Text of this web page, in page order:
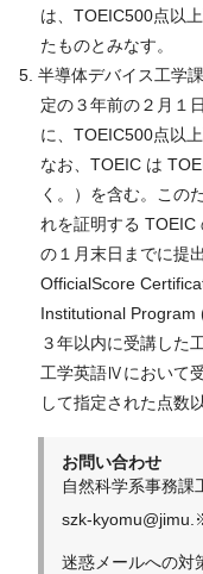
は、TOEIC500点以
たものとみなす。
半導体デバイス工学
定の３年前の２月１
に、TOEIC500点以
なお、TOEIC は
く。）を含む。この
れを証明する TOEIC
の１月末日までに提
OfficialScore
Institutional Program
３年以内に受講し
工学英語Ⅳにおいて
して指定された点数
お問い合わせ
自然科学系事務課
szk-
迷惑メールへの対